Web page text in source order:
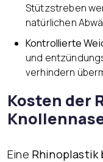
Stützstreben
natürlichen
Kontrollierte
und
verhindern
Kosten der
Eine Rhinoplastik